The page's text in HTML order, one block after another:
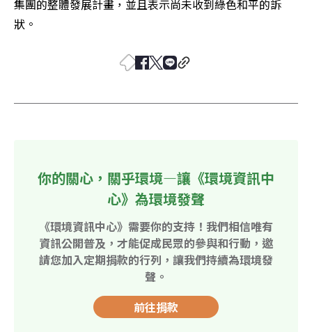
集團的整體發展計畫，並且表示尚未收到綠色和平的訴
狀。
你的關心，關乎環境—讓《環境資訊中
心》為環境發聲
《環境資訊中心》需要你的支持！我們相信唯有
資訊公開普及，才能促成民眾的參與和行動，邀
請您加入定期捐款的行列，讓我們持續為環境發
聲。
前往捐款